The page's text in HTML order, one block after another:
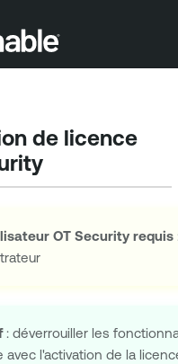
Passer au contenu
de licence
OT Securityrequis
: déverrouiller les
avec l'activation de la